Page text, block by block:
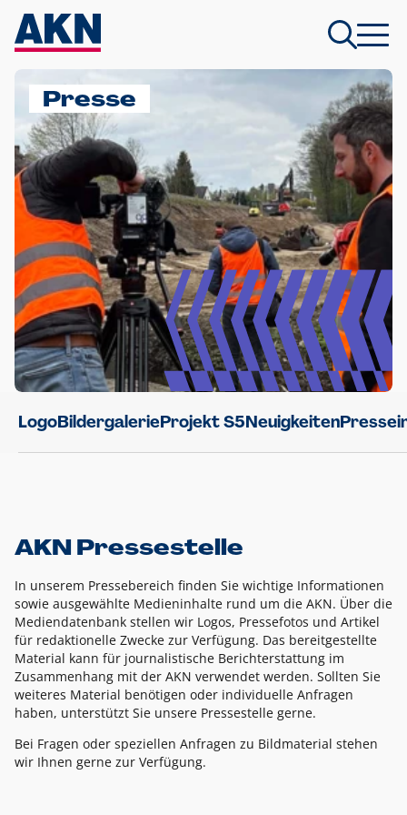
Presse
LogoBildergalerieProjekt S5Neuigkeiten
AKN Pressestelle
In unserem Pressebereich finden Sie wichtige Informationen
sowie ausgewählte Medieninhalte rund um die AKN. Über die
Mediendatenbank stellen wir Logos, Pressefotos und Artikel
für redaktionelle Zwecke zur Verfügung. Das bereitgestellte
Material kann für journalistische Berichterstattung im
Zusammenhang mit der AKN verwendet werden. Sollten Sie
weiteres Material benötigen oder individuelle Anfragen
haben, unterstützt Sie unsere Pressestelle gerne.
Bei Fragen oder speziellen Anfragen zu Bildmaterial stehen
wir Ihnen gerne zur Verfügung.